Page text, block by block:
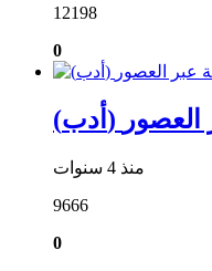
12198
0
العصور
منذ 4 سنوات
9666
0